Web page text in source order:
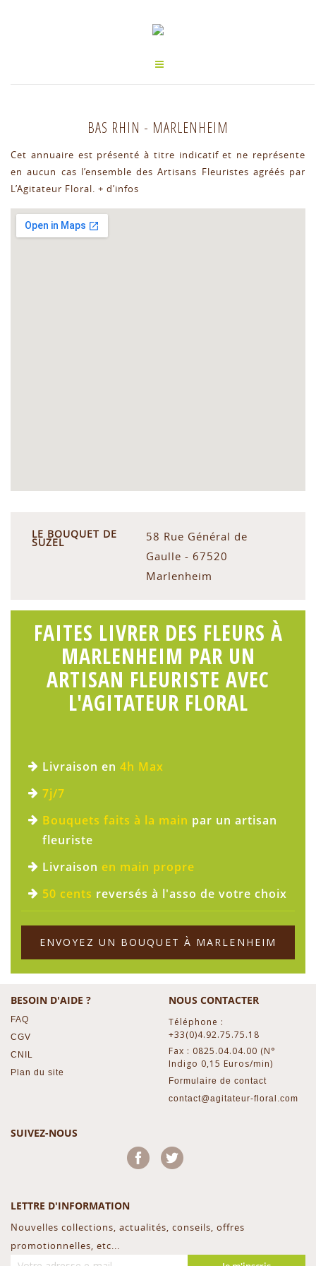
BAS RHIN - MARLENHEIM
Cet annuaire est présenté à titre indicatif et ne représente
en aucun cas l’ensemble des Artisans Fleuristes agréés par
L’Agitateur Floral. + d’infos
LE BOUQUET DE
SUZEL
58 Rue Général de
Gaulle - 67520
Marlenheim
FAITES LIVRER DES FLEURS À
MARLENHEIM PAR UN
ARTISAN FLEURISTE AVEC
L'AGITATEUR FLORAL
Livraison en 4h Max
7j/7
Bouquets faits à la main par un artisan
fleuriste
Livraison en main propre
50 cents reversés à l'asso de votre choix
ENVOYEZ UN BOUQUET À MARLENHEIM
BESOIN D'AIDE ?
FAQ
CGV
CNIL
Plan du site
NOUS CONTACTER
Téléphone :
+33(0)4.92.75.75.18
Fax : 0825.04.04.00 (N°
Indigo 0,15 Euros/min)
Formulaire de contact
contact@agitateur-floral.com
SUIVEZ-NOUS
Facebook
LETTRE D'INFORMATION
Nouvelles collections, actualités, conseils, offres
promotionnelles, etc...